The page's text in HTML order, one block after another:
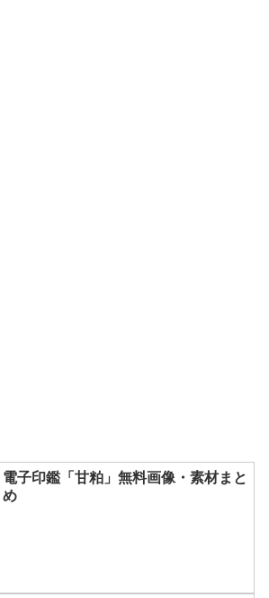
電子印鑑「甘粕」無料画像・素材まと
め